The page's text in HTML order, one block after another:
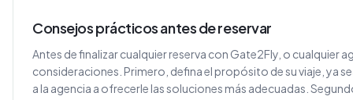
Consejos prácticos antes de reservar
Antes de finalizar cualquier reserva con Gate2Fly, o cualquier
consideraciones. Primero, defina el propósito de su viaje, ya
a la agencia a ofrecerle las soluciones más adecuadas.